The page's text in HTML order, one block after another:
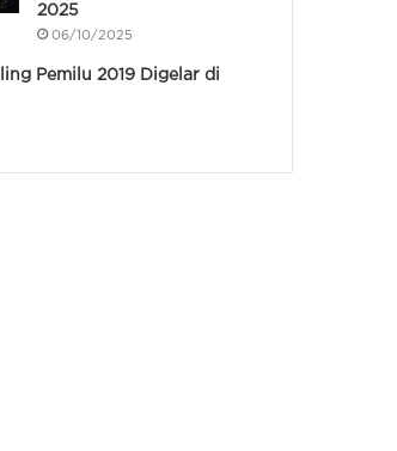
2025
06/10/2025
Pemilu 2019 Digelar di